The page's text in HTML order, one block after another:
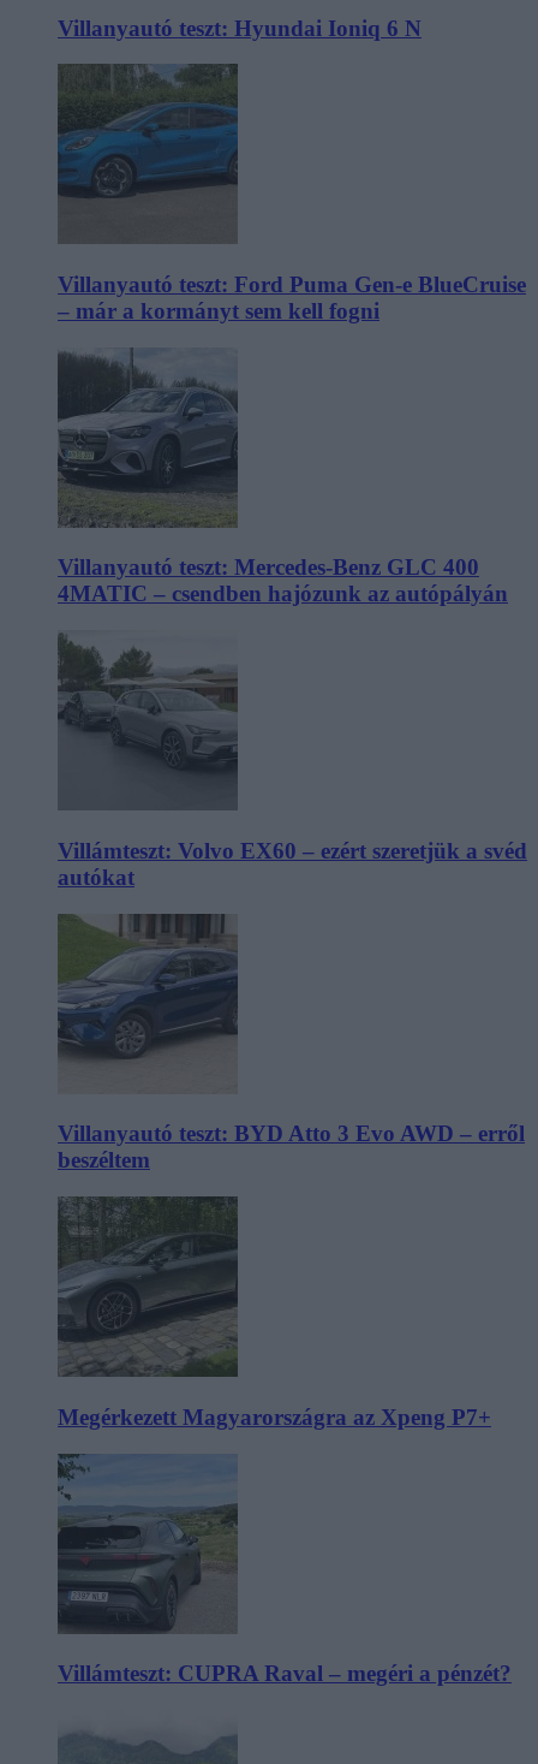
Villanyautó teszt: Hyundai Ioniq 6 N
Villanyautó teszt: Ford Puma Gen-e BlueCruise
– már a kormányt sem kell fogni
Villanyautó teszt: Mercedes-Benz GLC 400
4MATIC – csendben hajózunk az autópályán
Villámteszt: Volvo EX60 – ezért szeretjük a svéd
autókat
Villanyautó teszt: BYD Atto 3 Evo AWD – erről
beszéltem
Megérkezett Magyarországra az Xpeng P7+
Villámteszt: CUPRA Raval – megéri a pénzét?